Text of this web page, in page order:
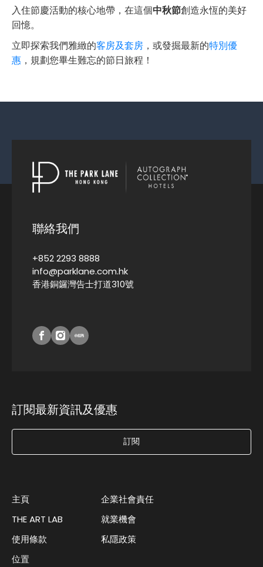
入住節慶活動的核心地帶，在這個中秋節創造永恆的美好
回憶。
立即探索我們雅緻的客房及套房 ，或發掘最新的特別優
惠 ，規劃您畢生難忘的節日旅程！
聯絡我們
+852 2293 8888
info@parklane.com.hk
香港銅鑼灣告士打道310號
訂閱最新資訊及優惠
訂閱
主頁
企業社會責任
THE ART LAB
就業機會
使用條款
私隱政策
位置